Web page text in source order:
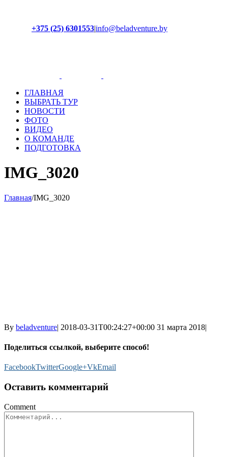
+375 (25) 6301553|info@beladventure.by
ГЛАВНАЯ
ВЫБРАТЬ ТУР
НОВОСТИ
ФОТО
ВИДЕО
О КОМАНДЕ
ПОДГОТОВКА
IMG_3020
Главная/IMG_3020
By beladventure| 2018-03-31T00:24:27+00:00 31 марта 2018|
Поделиться ссылкой, выберите способ!
FacebookTwitterGoogle+VkEmail
Оставить комментарий
Comment